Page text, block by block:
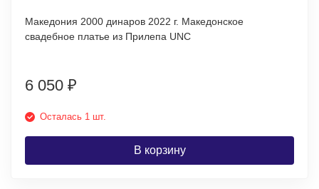
Македония 2000 динаров 2022 г. Македонское
свадебное платье из Прилепа UNC
6 050 ₽
Осталась 1 шт.
В корзину